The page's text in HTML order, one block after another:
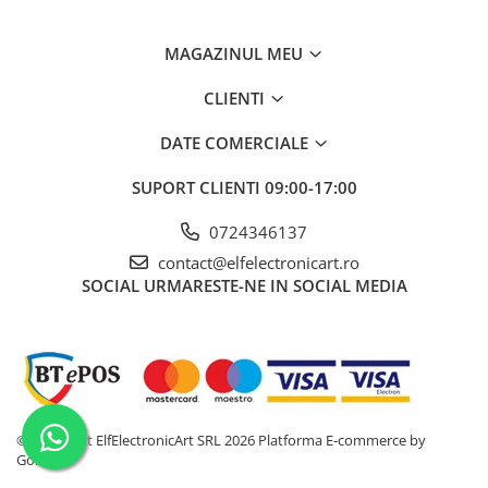
600μA, 6mA, 60mA, 600mA, 6A, 10A
curentului
Interval de
măsurare a
curentului
alternativ
Precizia
măsurării
±(1% + 5 cifre)
MAGAZINUL MEU
CLIENTI
DATE COMERCIALE
SUPORT CLIENTI 09:00-17:00
0724346137
contact@elfelectronicart.ro
SOCIAL URMARESTE-NE IN SOCIAL MEDIA
©Copyright ElfElectronicArt SRL 2026 Platforma E-commerce by
Gomag